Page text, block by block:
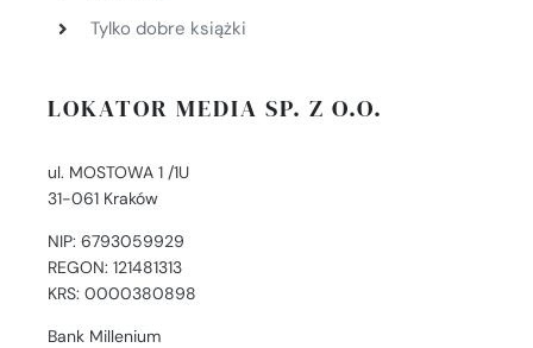
Tylko dobre książki
LOKATOR MEDIA SP. Z O.O.
ul. MOSTOWA 1 /1U
31-061 Kraków
NIP: 6793059929
REGON: 121481313
KRS: 0000380898
Bank Millenium